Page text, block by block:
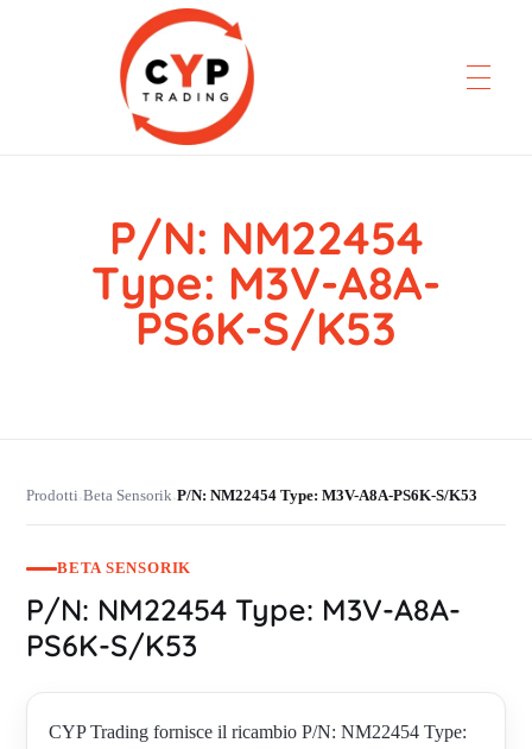
CYP Trading
Professionelle Ersatzteilbeschaffung
P/N: NM22454
Type: M3V-A8A-
PS6K-S/K53
Prodotti›Beta Sensorik›P/N: NM22454 Type: M3V-A8A-PS6K-S/K53
BETA SENSORIK
P/N: NM22454 Type: M3V-A8A-
PS6K-S/K53
CYP Trading fornisce il ricambio P/N: NM22454 Type: